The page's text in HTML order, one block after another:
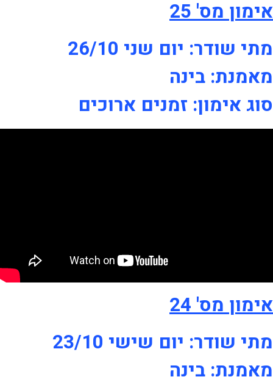
אימון מס' 25
מתי שודר: יום שני 26/10
מאמנת: בינה
סוג אימון: זמנים ארוכים
אימון מס' 24
מתי שודר: יום שישי 23/10
מאמנת: בינה